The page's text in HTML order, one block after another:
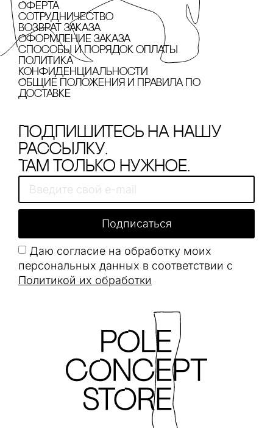
Оферта
сотрудничество
Возврат заказа
Оформление заказа
cпособы и порядок оплаты
Политика
конфиденциальности
Общие положения и правила по
доставке
Подпишитесь на нашу
рассылку.
Там только нужное.
Даю согласие на обработку моих
персональных данных в соответствии с
Политикой их обработки
Подписаться